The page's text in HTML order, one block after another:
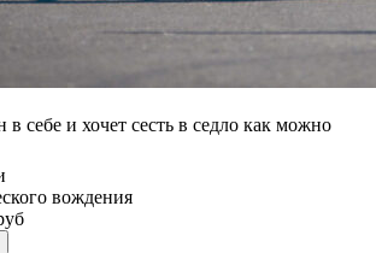
в себе и хочет сесть в седло как можно
вождения